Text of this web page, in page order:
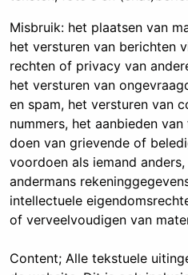
Misbruik: het plaatsen van
het versturen van berichten
rechten of privacy van
het versturen van
en spam, het versturen van
nummers, het aanbieden
doen van grievende of
voordoen als iemand
andermans
intellectuele
of verveelvoudigen van
Content; Alle tekstuele